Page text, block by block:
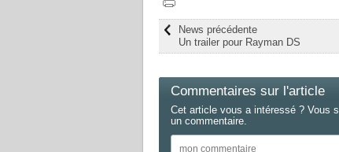
News précédente
Un trailer pour Rayman DS
Commentaires sur l'article
Cet article vous a intéressé ? Vous
un commentaire.